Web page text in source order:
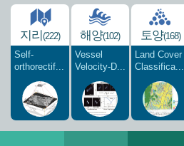
지리(222)
Self-
orthorectif...
해양(102)
Vessel
Velocity-D...
토양(168)
Land Cover
Classifica...